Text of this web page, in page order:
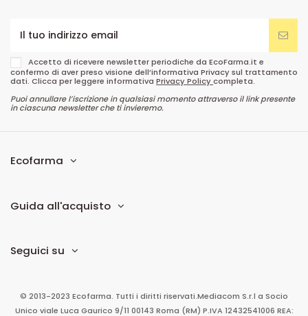
Accetto di ricevere newsletter periodiche da EcoFarma.it e
confermo di aver preso visione dell’informativa Privacy sul trattamento
dati. Clicca per leggere informativa Privacy Policycompleta.
Puoi annullare l’iscrizione in qualsiasi momento attraverso il link presente
in ciascuna newsletter che ti invieremo.
Ecofarma
Guida all'acquisto
Seguici su
© 2013-2023 Ecofarma. Tutti i diritti riservati.Mediacom S.r.l a Socio
Unico viale Luca Gaurico 9/11 00143 Roma (RM) P.IVA 12432541006 REA: